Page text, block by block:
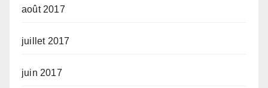
août 2017
juillet 2017
juin 2017